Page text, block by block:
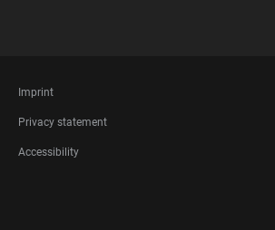
FOOTER
LEGAL
Imprint
Privacy statement
Accessibility